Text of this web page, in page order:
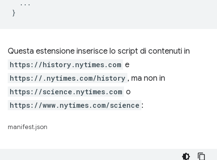
  ...
Questa estensione inserisce lo script di contenuti in
https://history.nytimes.com e
https://.nytimes.com/history , ma non in
https://science.nytimes.com o
https://www.nytimes.com/science :
manifest.json